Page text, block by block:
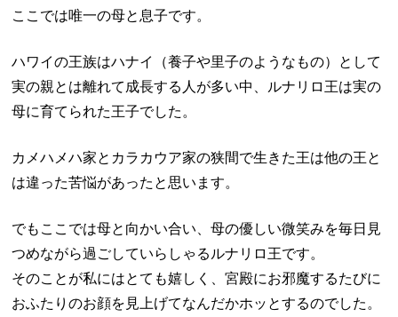
ここでは唯一の母と息子です。
ハワイの王族はハナイ（養子や里子のようなもの）として
実の親とは離れて成長する人が多い中、ルナリロ王は実の
母に育てられた王子でした。
カメハメハ家とカラカウア家の狭間で生きた王は他の王と
は違った苦悩があったと思います。
でもここでは母と向かい合い、母の優しい微笑みを毎日見
つめながら過ごしていらしゃるルナリロ王です。
そのことが私にはとても嬉しく、宮殿にお邪魔するたびに
おふたりのお顔を見上げてなんだかホッとするのでした。